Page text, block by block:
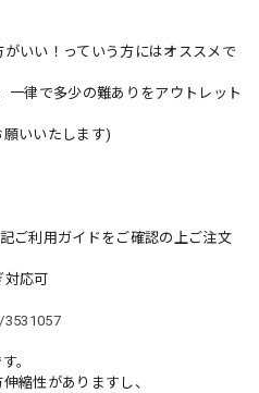
いい！っていう方にはオススメで
一律で多少の難ありをアウトレット
いいたします)
ご利用ガイドをご確認の上ご注文
対応可
。
縮性がありますし、